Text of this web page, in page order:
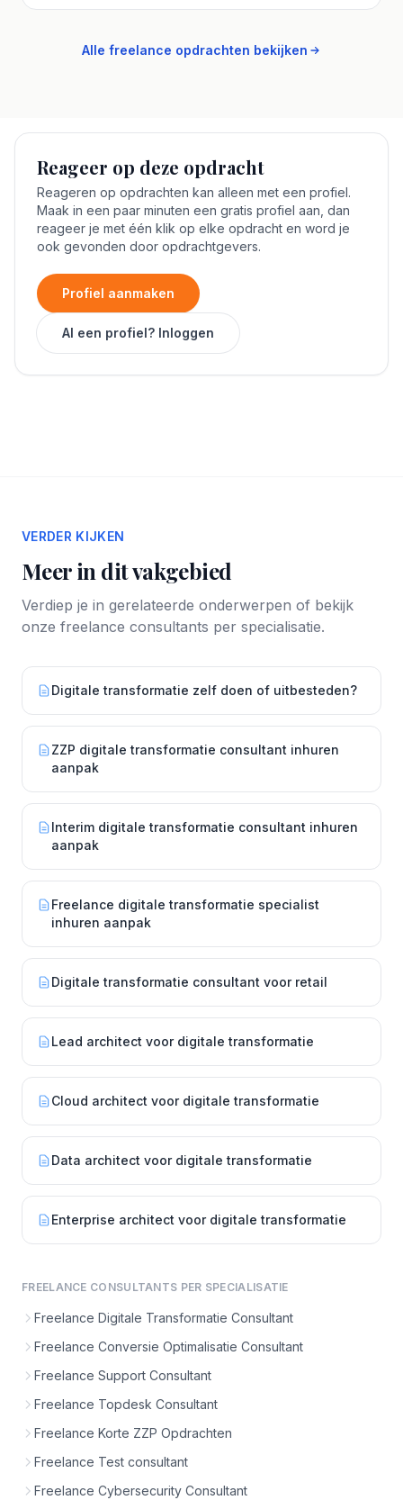
Alle freelance opdrachten bekijken
Reageer op deze opdracht
Reageren op opdrachten kan alleen met een profiel.
Maak in een paar minuten een gratis profiel aan, dan
reageer je met één klik op elke opdracht en word je
ook gevonden door opdrachtgevers.
Profiel aanmaken
Al een profiel? Inloggen
VERDER KIJKEN
Meer in dit vakgebied
Verdiep je in gerelateerde onderwerpen of bekijk
onze freelance consultants per specialisatie.
Digitale transformatie zelf doen of uitbesteden?
ZZP digitale transformatie consultant inhuren
aanpak
Interim digitale transformatie consultant inhuren
aanpak
Freelance digitale transformatie specialist
inhuren aanpak
Digitale transformatie consultant voor retail
Lead architect voor digitale transformatie
Cloud architect voor digitale transformatie
Data architect voor digitale transformatie
Enterprise architect voor digitale transformatie
FREELANCE CONSULTANTS PER SPECIALISATIE
Freelance Digitale Transformatie Consultant
Freelance Conversie Optimalisatie Consultant
Freelance Support Consultant
Freelance Topdesk Consultant
Freelance Korte ZZP Opdrachten
Freelance Test consultant
Freelance Cybersecurity Consultant